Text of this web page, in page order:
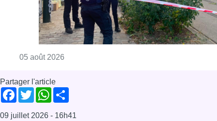
10 juillet 2026 - 16h00
Mobilité
Reportages
Offres d’emploi